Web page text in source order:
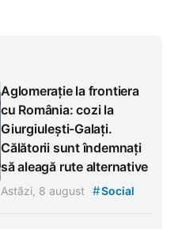
Aglomerație la frontiera
cu România: cozi la
Giurgiulești-Galați.
Călătorii sunt îndemnați
să aleagă rute alternative
Astăzi, 8 august #Social